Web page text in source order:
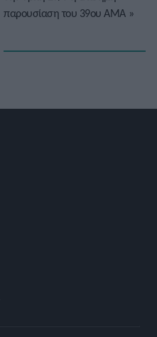
παρουσίαση του 39ου ΑΜΑ»